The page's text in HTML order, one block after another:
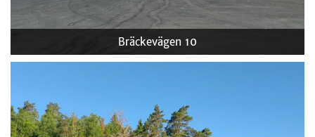
Bräckevägen 10